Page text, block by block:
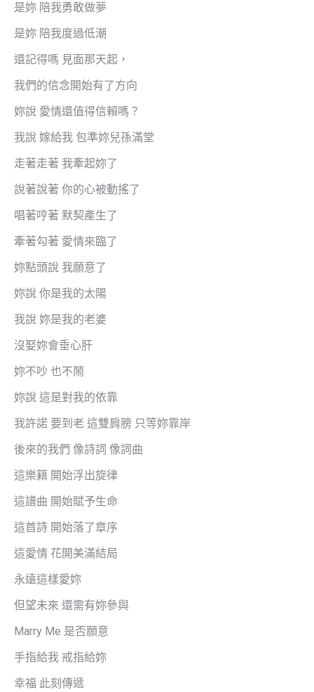
是妳 陪我勇敢做夢
是妳 陪我度過低潮
還記得嗎 見面那天起，
我們的信念開始有了方向
妳說 愛情還值得信賴嗎？
我說 嫁給我 包準妳兒孫滿堂
走著走著 我牽起妳了
說著說著 你的心被動搖了
唱著哼著 默契產生了
牽著勾著 愛情來臨了
妳點頭說 我願意了
妳說 你是我的太陽
我說 妳是我的老婆
沒娶妳會垂心肝
妳不吵 也不鬧
妳說 這是對我的依靠
我許諾 要到老 這雙肩膀 只等妳靠岸
後來的我們 像詩詞 像詞曲
這樂籍 開始浮出旋律
這譜曲 開始賦予生命
這首詩 開始落了章序
這愛情 花開美滿結局
永遠這樣愛妳
但望未來 還需有妳參與
Marry Me 是否願意
手指給我 戒指給妳
幸福 此刻傳遞